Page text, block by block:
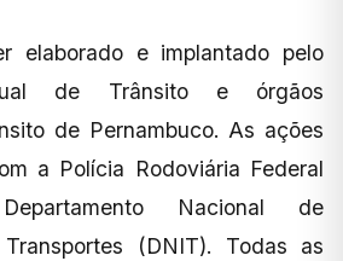
elaborado e implantado pelo
de Trânsito e órgãos
de Pernambuco. As ações
a Polícia Rodoviária Federal
Nacional de
(DNIT). Todas as